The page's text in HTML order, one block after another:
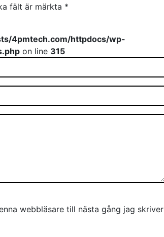
fält är märkta *
4pmtech.com/httpdocs/wp-
on line 315
webbläsare till nästa gång jag skriver